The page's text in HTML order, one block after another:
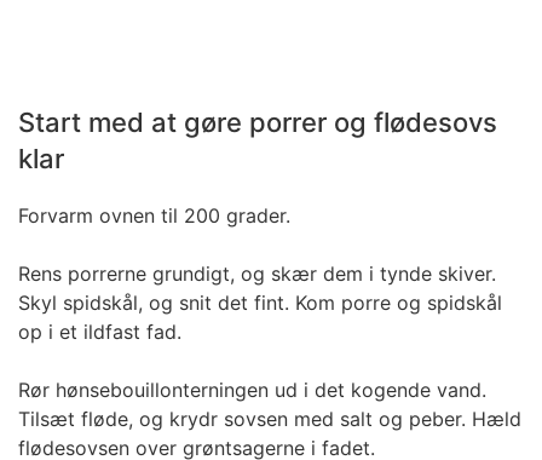
Start med at gøre porrer og flødesovs
klar
Forvarm ovnen til 200 grader.
Rens porrerne grundigt, og skær dem i tynde skiver.
Skyl spidskål, og snit det fint. Kom porre og spidskål
op i et ildfast fad.
Rør hønsebouillonterningen ud i det kogende vand.
Tilsæt fløde, og krydr sovsen med salt og peber. Hæld
flødesovsen over grøntsagerne i fadet.